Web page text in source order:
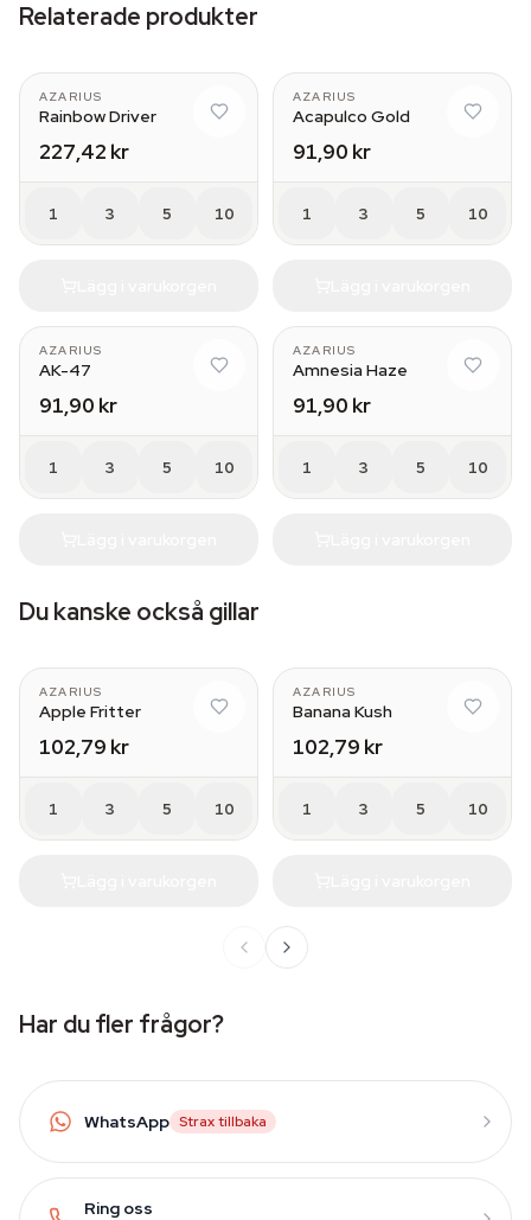
Relaterade produkter
AZARIUS
Rainbow Driver
227,42 kr
1 3 5 10
AZARIUS
Acapulco Gold
91,90 kr
1 3 5 10
AZARIUS
AK-47
91,90 kr
1 3 5 10
AZARIUS
Amnesia Haze
91,90 kr
1 3 5 10
Du kanske också gillar
AZARIUS
Apple Fritter
102,79 kr
1 3 5 10
AZARIUS
Banana Kush
102,79 kr
1 3 5 10
Har du fler frågor?
WhatsApp Strax tillbaka
Ring oss